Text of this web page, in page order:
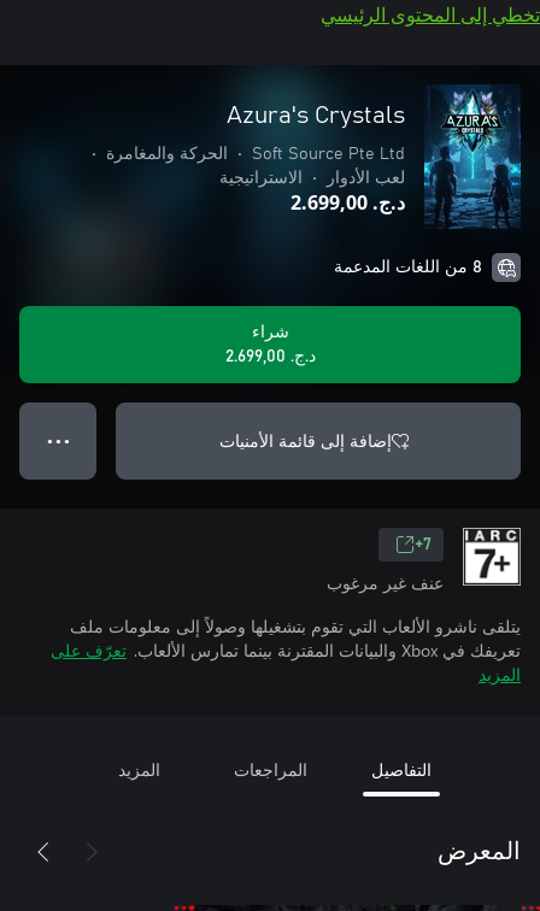
تخطي إلى المحتوى الرئيسي
Azura's Crystals
Soft Source Pte Ltd
• الحركة والمغامرة
•
لعب الأدوار
• الاستراتيجية
د.ج.‏ 2.699,00
8 من اللغات المدعمة
شراء
د.ج.‏ 2.699,00
إضافة إلى قائمة الأمنيات ● ● ●
7+
عنف غير مرغوب
يتلقى ناشرو الألعاب التي تقوم بتشغيلها وصولاً إلى معلومات ملف
تعريفك في Xbox والبيانات المقترنة بينما تمارس الألعاب.
تعرّف على
المزيد
التفاصيل المراجعات المزيد
المعرض